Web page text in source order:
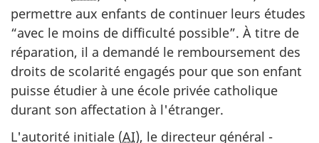
permettre aux enfants de continuer leurs études
“avec le moins de difficulté possible”. À titre de
réparation, il a demandé le remboursement des
droits de scolarité engagés pour que son enfant
puisse étudier à une école privée catholique
durant son affectation à l'étranger.
L'autorité initiale (AI), le directeur général -